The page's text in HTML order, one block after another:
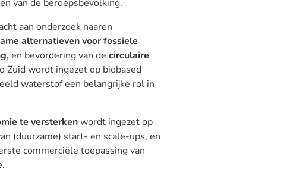
van de beroepsbevolking.
aan onderzoek naaren
alternatieven voor fossiele
en bevordering van de circulaire
Zuid wordt ingezet op biobased
waterstof een belangrijke rol in
te versterkenwordt ingezet op
(duurzame) start- en scale-ups, en
commerciële toepassing van